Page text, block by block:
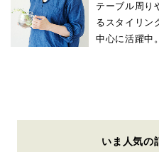
テーブル周り
るスタイリン
中心に活躍中。
いま人気の